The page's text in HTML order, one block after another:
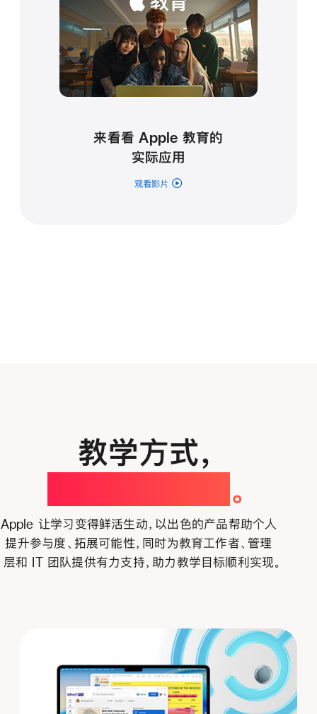
来看看 Apple 教育的
实际应用
观看影片
教学方式，
。
Apple 让学习变得鲜活生动，以出色的产品帮助个人
提升参与度、拓展可能性，同时为教育工作者、管理
层和 IT 团队提供有力支持，助力教学目标顺利实现。